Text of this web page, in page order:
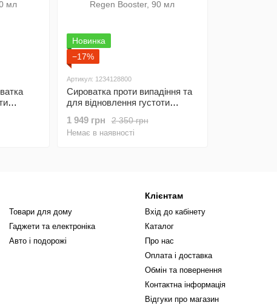
Новинка
−17%
Артикул: 1234128800
Сироватка проти випадіння та
для відновлення густоти
Clinical Regen Booster, 90 мл
2 350 грн
1 949 грн
Немає в наявності
Товари для дому
Гаджети та електроніка
Авто і подорожі
Клієнтам
Вхід до кабінету
Каталог
Про нас
Оплата і доставка
Обмін та повернення
Контактна інформація
Відгуки про магазин